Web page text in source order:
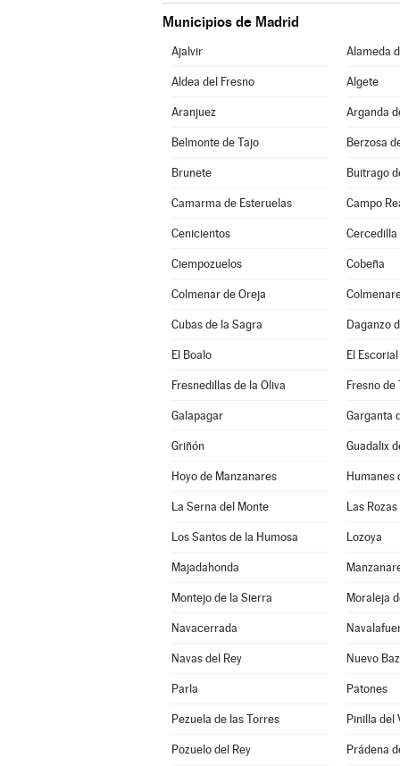
Municipios de Madrid
Ajalvir Alameda
Aldea del Fresno Algete
Aranjuez Arganda
Belmonte de Tajo Berzosa
Brunete Buitrago
Camarma de Esteruelas Campo
Cenicientos Cercedilla
Ciempozuelos Cobeña
Colmenar de Oreja
Cubas de la Sagra Daganzo
El Boalo El Escorial
Fresnedillas de la Oliva Fresno de
Galapagar Garganta
Griñón Guadalix
Hoyo de Manzanares Humanes
La Serna del Monte Las
Los Santos de la Humosa Lozoya
Majadahonda
Montejo de la Sierra Moraleja
Navacerrada
Navas del Rey Nuevo
Parla Patones
Pezuela de las Torres Pinilla del
Pozuelo del Rey Prádena